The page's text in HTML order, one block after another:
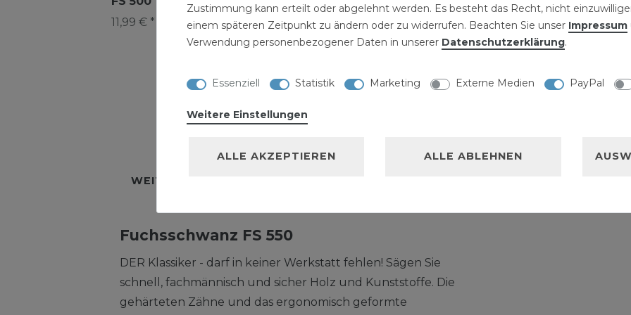
11,99 € *
9,99 € *
27,99 € *
Set 10
Schaft
WEITERE DETAILS
Fuchsschwanz FS 550
DER Klassiker - darf in keiner Werkstatt fehlen! Sägen Sie
schnell, fachmännisch und sicher Holz und Kunststoffe. Die
gehärteten Zähne und das ergonomisch geformte
Zustimmung kann erteilt oder abgelehnt werden. Es besteht das Recht, nicht
einem späteren Zeitpunkt zu ändern oder zu widerrufen. Beachten Sie unser Impressum
Verwendung personenbezogener Daten in unserer Daten­schutz­erklärung.
Essenziell Statistik Marketing Externe Medien PayPal
Weitere Einstellungen
ALLE AKZEPTIEREN ALLE ABLEHNEN